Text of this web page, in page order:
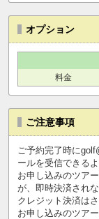
オプション
料金
ご注意事項
ご予約完了時に
ールを受信できる
お申し込みのツア
が、即時決済され
クレジット決済はさ
お申し込みのツア